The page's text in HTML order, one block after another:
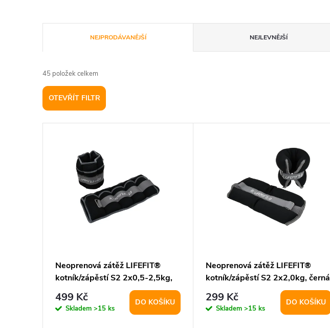
a
z
e
NEJPRODÁVANĚJŠÍ NEJLEVNĚJŠÍ
45 položek celkem
OTEVŘÍT FILTR
Neoprenová zátěž LIFEFIT®
kotník/zápěstí S2 2x0,5-2,5kg,
nastavitelná, černá
499 Kč
Skladem >15 ks
DO KOŠÍKU
Neoprenová zátěž LIFEFIT®
kotník/zápěstí S2 2x2,0kg, černá
299 Kč
Skladem>15 ks
DO KOŠÍKU